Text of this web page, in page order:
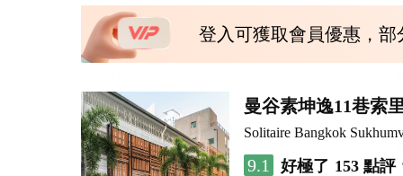
登入可獲取會員優惠，
曼谷素坤逸11巷索
Solitaire Bangkok
9.1 好極了 153 點評